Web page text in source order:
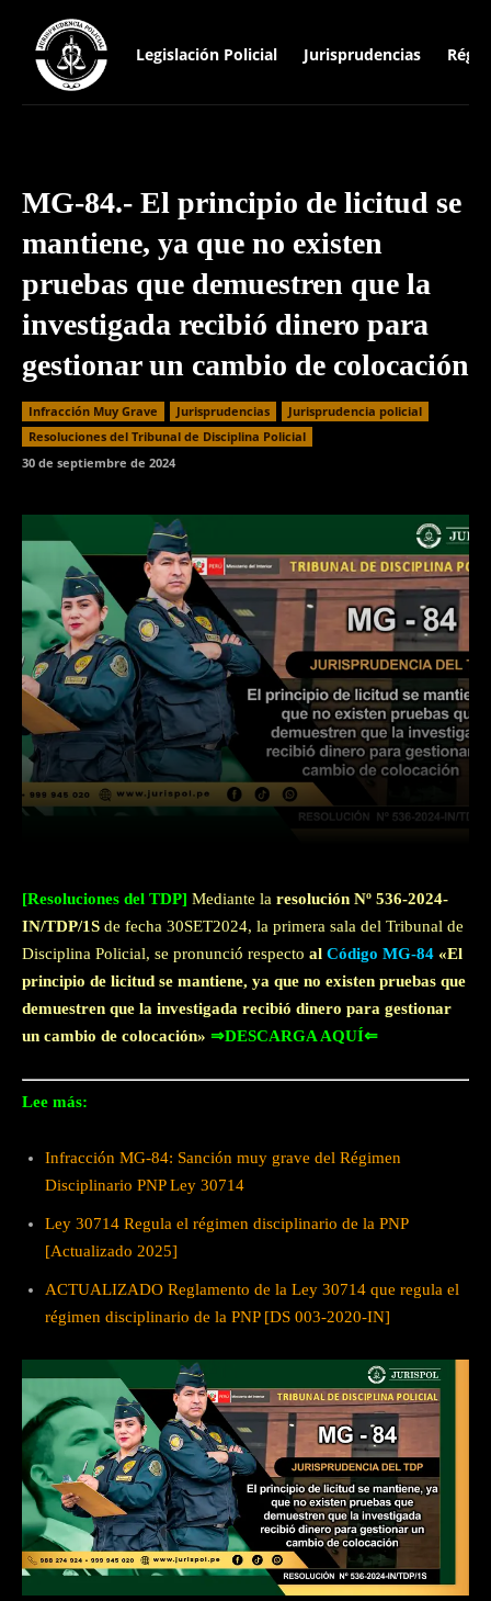
Legislación Policial Jurisprudencias
MG-84.- El principio de licitud se
mantiene, ya que no existen
pruebas que demuestren que la
investigada recibió dinero para
gestionar un cambio de colocación
Infracción Muy Grave Jurisprudencias
Jurisprudencia policial
Resoluciones del Tribunal de Disciplina Policial
30 de septiembre de 2024
WhatsApp
[Resoluciones del TDP] Mediante la resolución Nº 536-2024-
IN/TDP/1S de fecha 30SET2024, la primera sala del Tribunal de
Disciplina Policial, se pronunció respecto al Código MG-84 «El
principio de licitud se mantiene, ya que no existen pruebas que
demuestren que la investigada recibió dinero para gestionar
un cambio de colocación» ⇒DESCARGA AQUÍ⇐
Lee más:
Infracción MG-84: Sanción muy grave del Régimen
Disciplinario PNP Ley 30714
Ley 30714 Regula el régimen disciplinario de la PNP
[Actualizado 2025]
ACTUALIZADO Reglamento de la Ley 30714 que regula el
régimen disciplinario de la PNP [DS 003-2020-IN]